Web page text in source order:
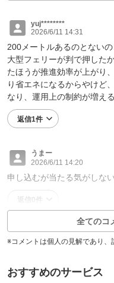
yuj********
2026/6/11 14:31
200メートルあるのとないの
大型フェリーが判で押した
たほうが推進効率が上がり
り省エネになるからやけど
なり、運用上の制約が増え
返信1件
うまー
2026/6/11 14:20
申し込むが当たる気がしない
返信0件
全てのコ
※コメントは個人の見解であり、
おすすめのサービス